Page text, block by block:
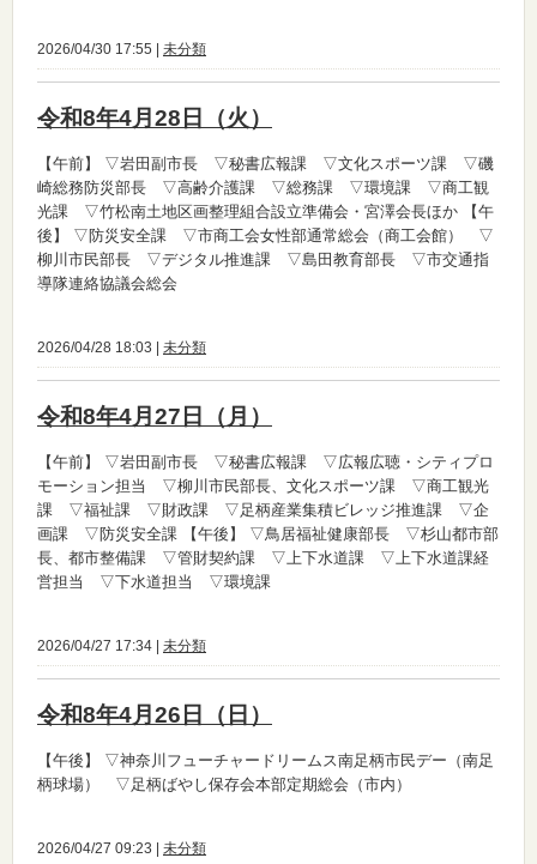
2026/04/30 17:55 | 未分類
令和8年4月28日（火）
【午前】
▽岩田副市長 ▽秘書広報課 ▽文化スポーツ課 ▽磯
崎総務防災部長 ▽高齢介護課 ▽総務課 ▽環境課 ▽商工観
光課 ▽竹松南土地区画整理組合設立準備会・宮澤会長ほか 【午
後】
▽防災安全課 ▽市商工会女性部通常総会（商工会館） ▽
柳川市民部長 ▽デジタル推進課 ▽島田教育部長 ▽市交通指
導隊連絡協議会総会
2026/04/28 18:03 | 未分類
令和8年4月27日（月）
【午前】
▽岩田副市長 ▽秘書広報課 ▽広報広聴・シティプロ
モーション担当 ▽柳川市民部長、文化スポーツ課 ▽商工観光
課 ▽福祉課 ▽財政課 ▽足柄産業集積ビレッジ推進課 ▽企
画課 ▽防災安全課 【午後】
▽鳥居福祉健康部長 ▽杉山都市部
長、都市整備課 ▽管財契約課 ▽上下水道課 ▽上下水道課経
営担当 ▽下水道担当 ▽環境課
2026/04/27 17:34 | 未分類
令和8年4月26日（日）
【午後】
▽神奈川フューチャードリームス南足柄市民デー（南足
柄球場） ▽足柄ばやし保存会本部定期総会（市内）
2026/04/27 09:23 | 未分類